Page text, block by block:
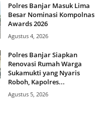
Polres Banjar Masuk Lima
Besar Nominasi Kompolnas
Awards 2026
Agustus 4, 2026
Polres Banjar Siapkan
Renovasi Rumah Warga
Sukamukti yang Nyaris
Roboh, Kapolres...
Agustus 5, 2026